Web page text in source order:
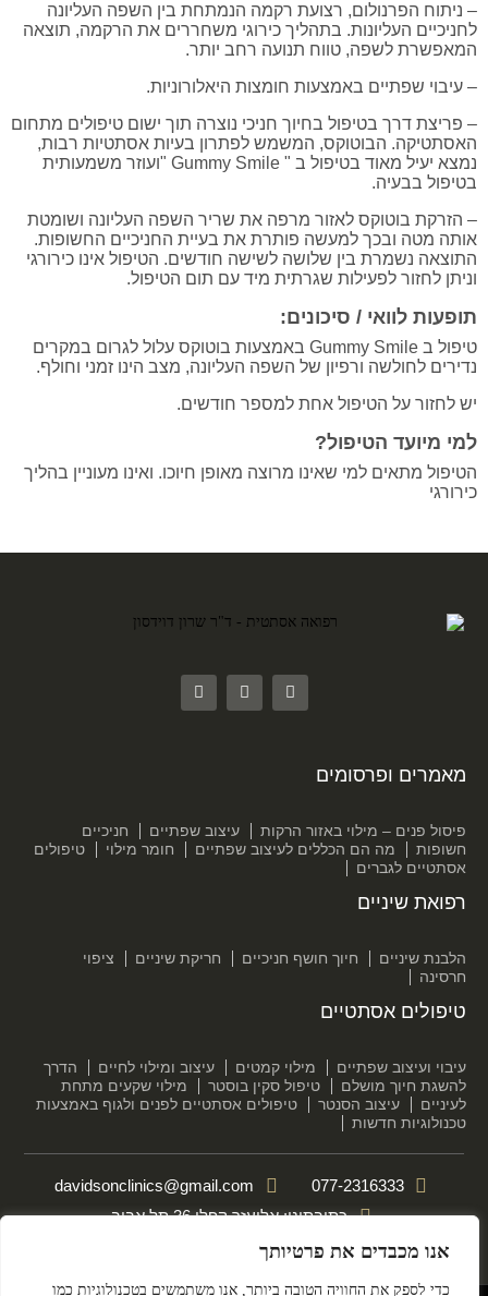
אנו מכבדים את פרטיותך
כדי לספק את החוויה הטובה ביותר, אנו משתמשים בטכנולוגיות כמו
– ניתוח הפרנולום, רצועת רקמה הנמתחת בין השפה העליונה
לחניכיים העליונות. בתהליך כירוגי משחררים את הרקמה, תוצאה
המאפשרת לשפה, טווח תנועה רחב יותר.
– עיבוי שפתיים באמצעות חומצות היאלורוניות.
– פריצת דרך בטיפול בחיוך חניכי נוצרה תוך ישום טיפולים מתחום
האסתטיקה. הבוטוקס, המשמש לפתרון בעיות אסתטיות רבות,
נמצא יעיל מאוד בטיפול ב " Gummy Smile "ועוזר משמעותית
בטיפול בבעיה.
– הזרקת בוטוקס לאזור מרפה את שריר השפה העליונה ושומטת
אותה מטה ובכך למעשה פותרת את בעיית החניכיים החשופות.
התוצאה נשמרת בין שלושה לשישה חודשים. הטיפול אינו כירורגי
וניתן לחזור לפעילות שגרתית מיד עם תום הטיפול.
תופעות לוואי / סיכונים:
טיפול ב Gummy Smile באמצעות בוטוקס עלול לגרום במקרים
נדירים לחולשה ורפיון של השפה העליונה, מצב הינו זמני וחולף.
יש לחזור על הטיפול אחת למספר חודשים.
למי מיועד הטיפול?
הטיפול מתאים למי שאינו מרוצה מאופן חיוכו. ואינו מעוניין בהליך
כירורגי
טיפולים אסתטיים
עיבוי ועיצוב שפתיים מילוי קמטים עיצוב ומילוי לחיים
הדרך
להשגת חיוך מושלם
טיפול סקין בוסטר
מילוי שקעים מתחת
לעיניים
עיצוב הסנטר
טיפולים אסתטיים לפנים ולגוף באמצעות
טכנולוגיות חדשות
רפואת שיניים
הלבנת שיניים חיוך חושף חניכיים חריקת שיניים
ציפוי
חרסינה
מאמרים ופרסומים
פיסול פנים – מילוי באזור הרקות עיצוב שפתיים
חניכיים
חשופות
מה הם הכללים לעיצוב שפתיים חומר מילוי
טיפולים
אסתטיים לגברים
077-2316333
davidsonclinics@gmail.com
כתובתינו: אליעזר קפלן 36 תל אביב
הצהרת נגישות